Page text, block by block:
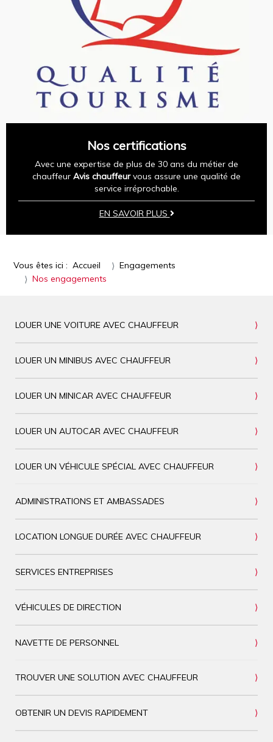
Nos certifications
Avec une expertise de plus de 30 ans du métier de
chauffeur Avis chauffeurvous assure une qualité de
service irréprochable.
EN SAVOIR PLUS
Vous êtes ici : Accueil
Engagements
Nos engagements
LOUER UNE VOITURE AVEC CHAUFFEUR
LOUER UN MINIBUS AVEC CHAUFFEUR
LOUER UN MINICAR AVEC CHAUFFEUR
LOUER UN AUTOCAR AVEC CHAUFFEUR
LOUER UN VÉHICULE SPÉCIAL AVEC CHAUFFEUR
ADMINISTRATIONS ET AMBASSADES
LOCATION LONGUE DURÉE AVEC CHAUFFEUR
SERVICES ENTREPRISES
VÉHICULES DE DIRECTION
NAVETTE DE PERSONNEL
TROUVER UNE SOLUTION AVEC CHAUFFEUR
OBTENIR UN DEVIS RAPIDEMENT